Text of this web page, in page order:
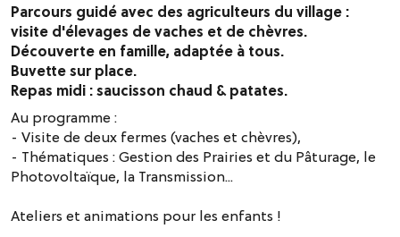
Parcours guidé avec des agriculteurs du village :
visite d'élevages de vaches et de chèvres.
Découverte en famille, adaptée à tous.
Buvette sur place.
Repas midi : saucisson chaud & patates.
Au programme :
- Visite de deux fermes (vaches et chèvres),
- Thématiques : Gestion des Prairies et du Pâturage, le
Photovoltaïque, la Transmission...
Ateliers et animations pour les enfants !